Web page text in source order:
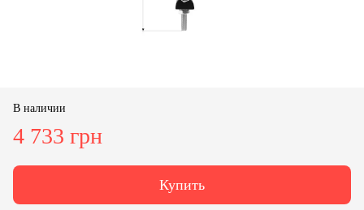
В наличии
4 733 грн
Купить